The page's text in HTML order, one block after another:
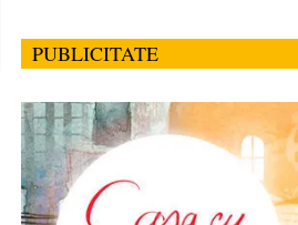
PUBLICITATE